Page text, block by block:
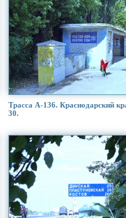
Трасса А-136. Краснодарский
30.